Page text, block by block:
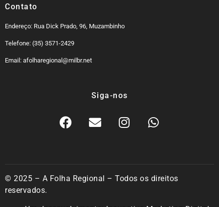
Contato
Endereço: Rua Dick Prado, 96, Muzambinho
Telefone: (35) 3571-2429
Email: afolharegional@milbr.net
Siga-nos
© 2025 – A Folha Regional – Todos os direitos
reservados.